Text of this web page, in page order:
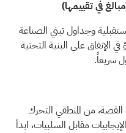
وجداول تبني الصناعة
الإنفاق على البنية التحتية
سريعاً.
القصة، من المنطقي التحرك
مقابل السلبيات، ابدأ